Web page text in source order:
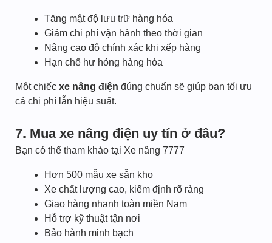
Tăng mật độ lưu trữ hàng hóa
Giảm chi phí vận hành theo thời gian
Nâng cao độ chính xác khi xếp hàng
Hạn chế hư hỏng hàng hóa
Một chiếc xe nâng điện đúng chuẩn sẽ giúp bạn tối ưu
cả chi phí lẫn hiệu suất.
7. Mua xe nâng điện uy tín ở đâu?
Bạn có thể tham khảo tại Xe nâng 7777
Hơn 500 mẫu xe sẵn kho
Xe chất lượng cao, kiểm định rõ ràng
Giao hàng nhanh toàn miền Nam
Hỗ trợ kỹ thuật tận nơi
Bảo hành minh bạch